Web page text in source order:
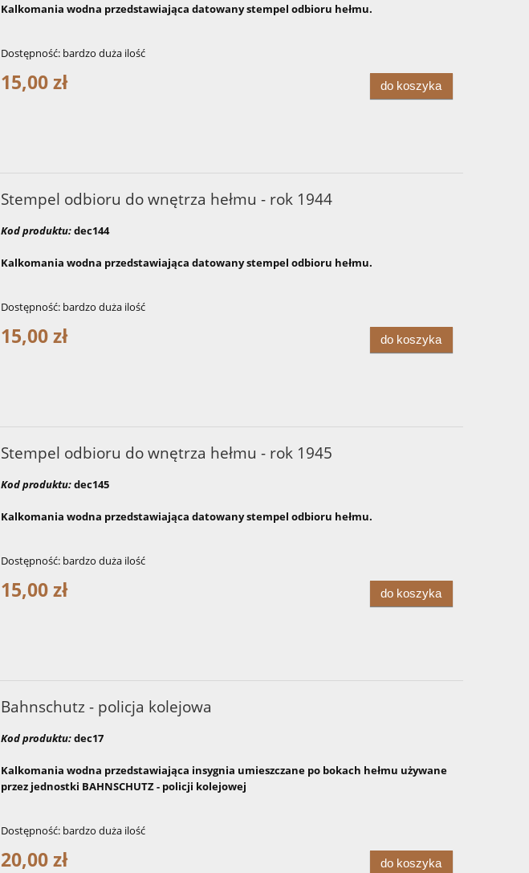
Kalkomania wodna przedstawiająca datowany stempel odbioru hełmu.
Dostępność: bardzo duża ilość
15,00 zł do koszyka
Stempel odbioru do wnętrza hełmu - rok 1944
Kod produktu:dec144
Kalkomania wodna przedstawiająca datowany stempel odbioru hełmu.
Dostępność: bardzo duża ilość
15,00 zł do koszyka
Stempel odbioru do wnętrza hełmu - rok 1945
Kod produktu:dec145
Kalkomania wodna przedstawiająca datowany stempel odbioru hełmu.
Dostępność: bardzo duża ilość
15,00 zł do koszyka
Bahnschutz - policja kolejowa
Kod produktu:dec17
Kalkomania wodna przedstawiająca insygnia umieszczane po bokach hełmu używane
przez jednostki BAHNSCHUTZ - policji kolejowej
Dostępność: bardzo duża ilość
20,00 zł do koszyka